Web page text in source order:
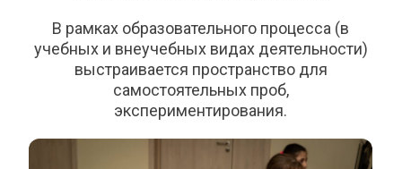
В рамках образовательного процесса (в
учебных и внеучебных видах деятельности)
выстраивается пространство для
самостоятельных проб,
экспериментирования.